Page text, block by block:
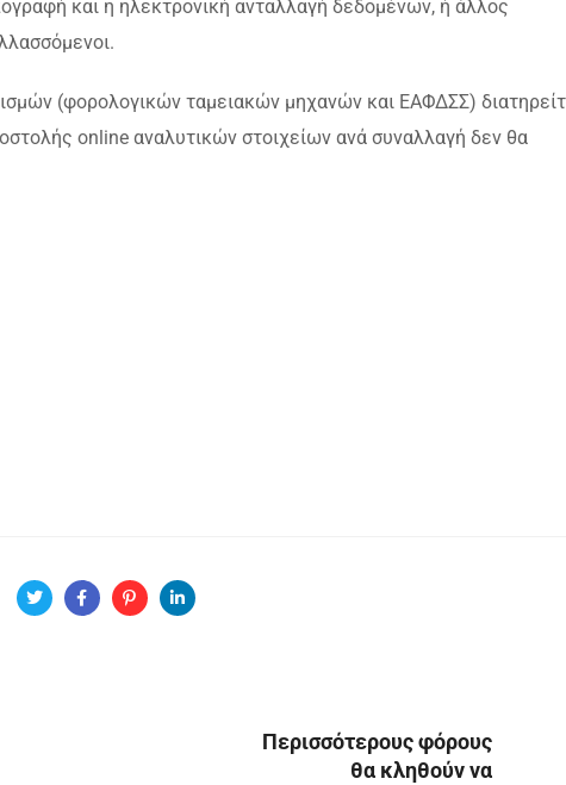
και η ηλεκτρονική ανταλλαγή δεδομένων, ή άλλος
(φορολογικών ταμειακών μηχανών και ΕΑΦΔΣΣ)
online αναλυτικών στοιχείων ανά συναλλαγή δεν θα
Περισσότερους φόρους
θα κληθούν να